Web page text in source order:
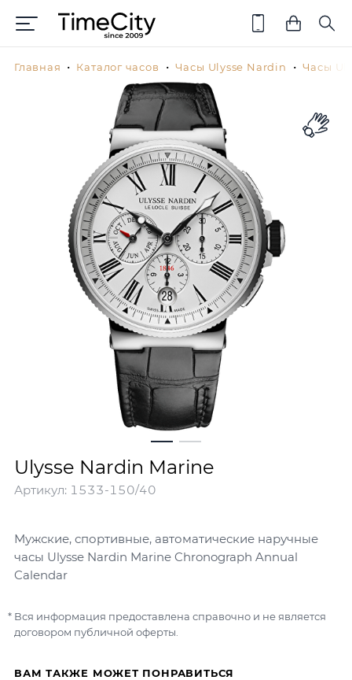
Главная Каталог часов Часы Ulysse Nardin Часы
Ulysse Nardin Marine
Артикул: 1533-150/40
Мужские, спортивные, автоматические наручные
часы Ulysse Nardin Marine Chronograph Annual
Calendar
ВАМ ТАКЖЕ МОЖЕТ ПОНРАВИТЬСЯ
Вся информация предоставлена справочно и не является
договором публичной оферты.